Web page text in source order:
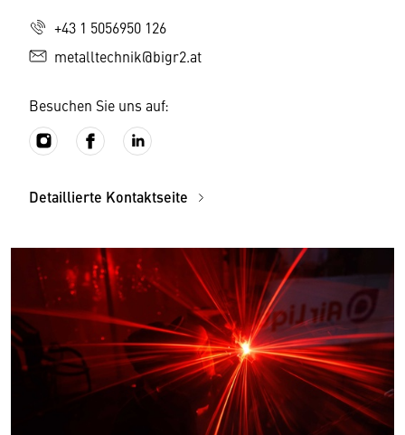
+43 1 5056950 126
metalltechnik@bigr2.at
Besuchen Sie uns auf:
Detaillierte Kontaktseite